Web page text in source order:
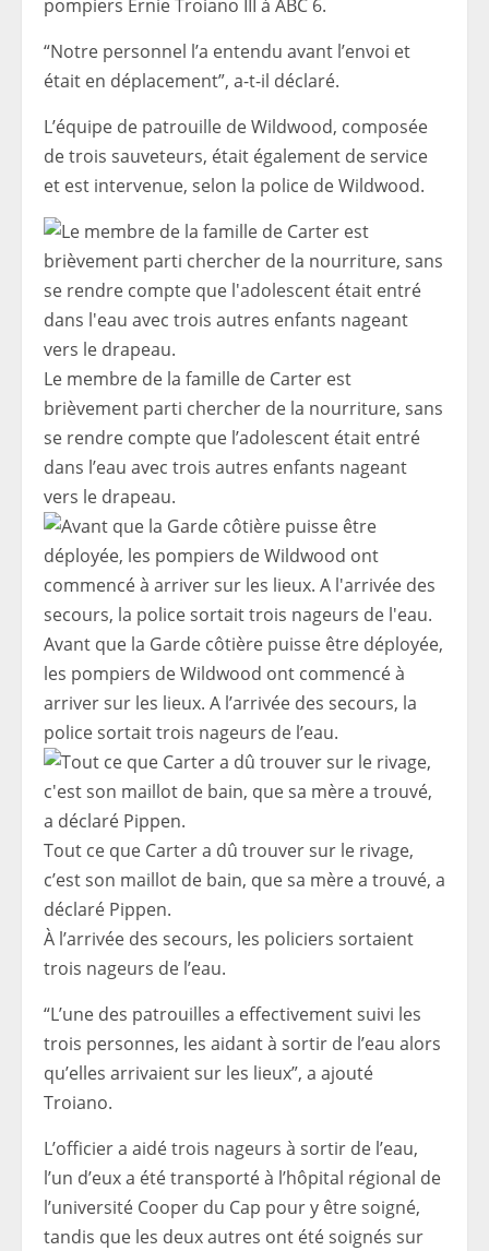
pompiers Ernie Troiano III à ABC 6.
“Notre personnel l’a entendu avant l’envoi et
était en déplacement”, a-t-il déclaré.
L’équipe de patrouille de Wildwood, composée
de trois sauveteurs, était également de service
et est intervenue, selon la police de Wildwood.
Le membre de la famille de Carter est
brièvement parti chercher de la nourriture, sans
se rendre compte que l’adolescent était entré
dans l’eau avec trois autres enfants nageant
vers le drapeau.
Avant que la Garde côtière puisse être déployée,
les pompiers de Wildwood ont commencé à
arriver sur les lieux. A l’arrivée des secours, la
police sortait trois nageurs de l’eau.
Tout ce que Carter a dû trouver sur le rivage,
c’est son maillot de bain, que sa mère a trouvé, a
déclaré Pippen.
À l’arrivée des secours, les policiers sortaient
trois nageurs de l’eau.
“L’une des patrouilles a effectivement suivi les
trois personnes, les aidant à sortir de l’eau alors
qu’elles arrivaient sur les lieux”, a ajouté
Troiano.
L’officier a aidé trois nageurs à sortir de l’eau,
l’un d’eux a été transporté à l’hôpital régional de
l’université Cooper du Cap pour y être soigné,
tandis que les deux autres ont été soignés sur